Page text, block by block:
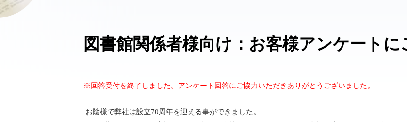
図書館関係者様向け：お客様アンケート
※回答受付を終了しました。アンケート回答にご協力いただきありがとうございました。
お陰様で弊社は設立70周年を迎える事ができました。